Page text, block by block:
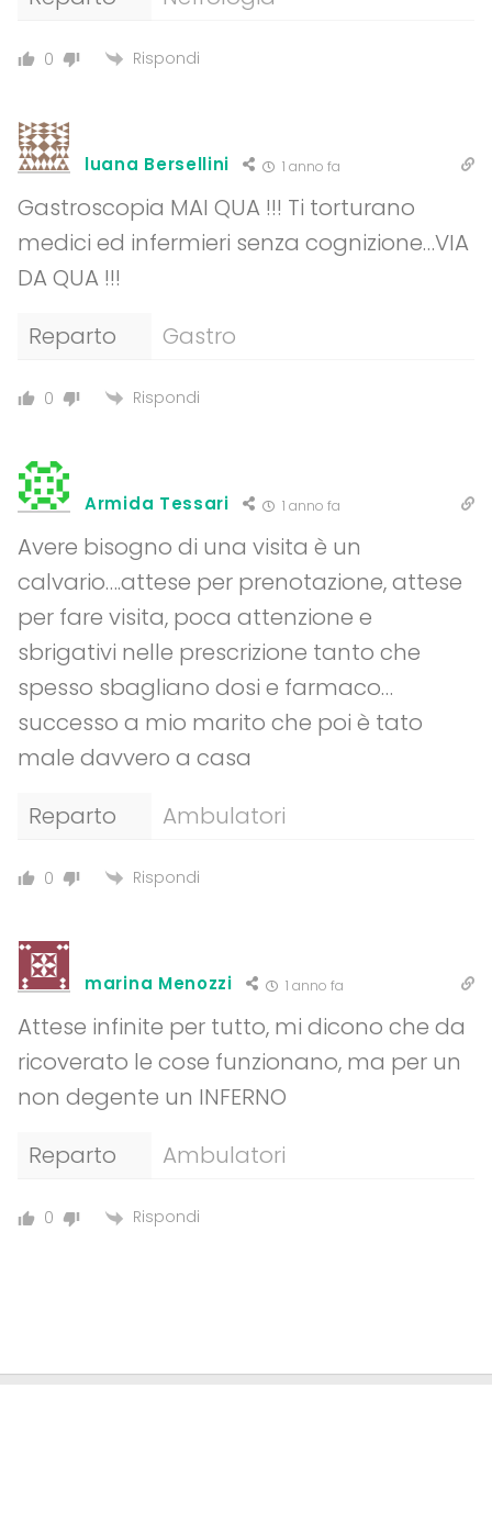
0 Rispondi
luana Bersellini 1 anno fa
Gastroscopia MAI QUA !!! Ti torturano
medici ed infermieri senza cognizione…VIA
DA QUA !!!
Reparto
Gastro
0 Rispondi
Armida Tessari 1 anno fa
Avere bisogno di una visita è un
calvario….attese per prenotazione, attese
per fare visita, poca attenzione e
sbrigativi nelle prescrizione tanto che
spesso sbagliano dosi e farmaco…
successo a mio marito che poi è tato
male davvero a casa
Reparto
Ambulatori
0 Rispondi
marina Menozzi 1 anno fa
Attese infinite per tutto, mi dicono che da
ricoverato le cose funzionano, ma per un
non degente un INFERNO
Reparto
Ambulatori
0 Rispondi